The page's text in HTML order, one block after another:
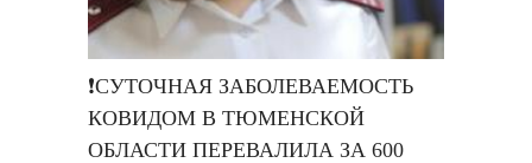
❗️СУТОЧНАЯ ЗАБОЛЕВАЕМОСТЬ
КОВИДОМ В ТЮМЕНСКОЙ
ОБЛАСТИ ПЕРЕВАЛИЛА ЗА 600